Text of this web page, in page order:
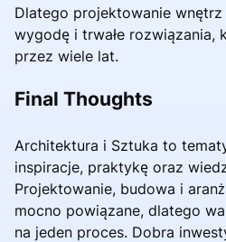
Dlatego projektowanie wnętrz
wygodę i trwałe rozwiązania,
przez wiele lat.
Final Thoughts
Architektura i Sztuka to
inspiracje, praktykę oraz
Projektowanie, budowa i
mocno powiązane, dlatego
na jeden proces. Dobra